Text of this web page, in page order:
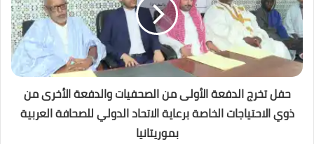
حفل تخرج الدفعة الأولى من الصحفيات والدفعة الأخرى من
ذوي الاحتياجات الخاصة برعاية الاتحاد الدولي للصحافة العربية
بموريتانيا